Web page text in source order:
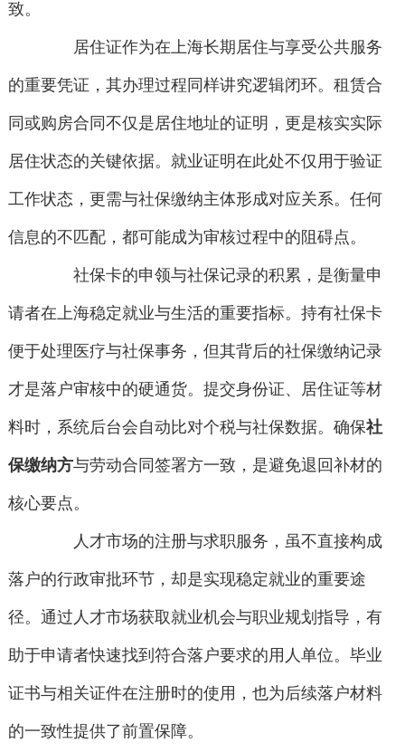
致。
居住证作为在上海长期居住与享受公共服务
的重要凭证，其办理过程同样讲究逻辑闭环。租赁合
同或购房合同不仅是居住地址的证明，更是核实实际
居住状态的关键依据。就业证明在此处不仅用于验证
工作状态，更需与社保缴纳主体形成对应关系。任何
信息的不匹配，都可能成为审核过程中的阻碍点。
社保卡的申领与社保记录的积累，是衡量申
请者在上海稳定就业与生活的重要指标。持有社保卡
便于处理医疗与社保事务，但其背后的社保缴纳记录
才是落户审核中的硬通货。提交身份证、居住证等材
料时，系统后台会自动比对个税与社保数据。确保社
保缴纳方与劳动合同签署方一致，是避免退回补材的
核心要点。
人才市场的注册与求职服务，虽不直接构成
落户的行政审批环节，却是实现稳定就业的重要途
径。通过人才市场获取就业机会与职业规划指导，有
助于申请者快速找到符合落户要求的用人单位。毕业
证书与相关证件在注册时的使用，也为后续落户材料
的一致性提供了前置保障。